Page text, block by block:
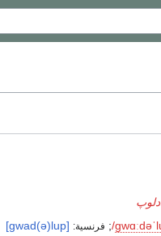
ɡwɑːdəˈl
/
; فرنسية: [ɡwad(ə)lup]